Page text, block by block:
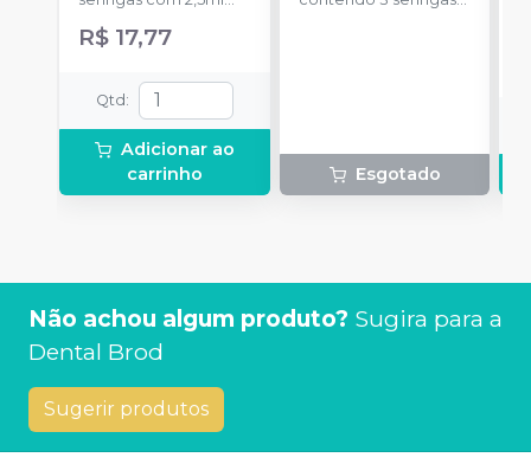
ponteiras para
R$ 17,77
Qtd :
Adicionar ao
carrinho
Esgotado
Não achou algum produto? Sugira para a
Dental Brod
Sugerir produtos